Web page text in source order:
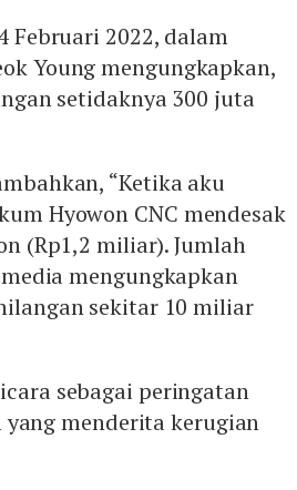
Februari 2022, dalam
Young mengungkapkan,
setidaknya 300 juta
“Ketika aku
Hyowon CNC mendesak
(Rp1,2 miliar). Jumlah
mengungkapkan
sekitar 10 miliar
sebagai peringatan
menderita kerugian